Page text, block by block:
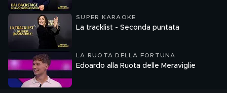
SUPER KARAOKE
La tracklist - Seconda puntata
LA RUOTA DELLA FORTUNA
Edoardo alla Ruota delle Meraviglie